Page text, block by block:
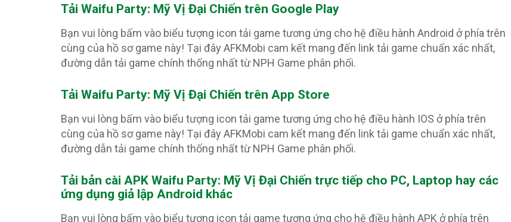
Tải Waifu Party: Mỹ Vị Đại Chiến trên Google Play
Bạn vui lòng bấm vào biểu tượng icon tải game tương ứng cho hệ điều hành Android ở phía trên
cùng của hồ sơ game này! Tại đây AFKMobi cam kết mang đến link tải game chuẩn xác nhất,
đường dẫn tải game chính thống nhất từ NPH Game phân phối.
Tải Waifu Party: Mỹ Vị Đại Chiến trên App Store
Bạn vui lòng bấm vào biểu tượng icon tải game tương ứng cho hệ điều hành IOS ở phía trên
cùng của hồ sơ game này! Tại đây AFKMobi cam kết mang đến link tải game chuẩn xác nhất,
đường dẫn tải game chính thống nhất từ NPH Game phân phối.
Tải bản cài APK Waifu Party: Mỹ Vị Đại Chiến trực tiếp cho PC, Laptop hay các
ứng dụng giả lập Android khác
Bạn vui lòng bấm vào biểu tượng icon tải game tương ứng cho hệ điều hành APK ở phía trên